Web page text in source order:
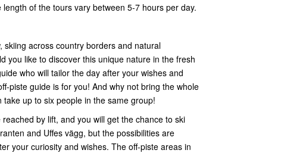
of the tours vary between 5-7 hours per day.
skiing across country borders and natural
you like to discover this unique nature in the fresh
who will tailor the day after your wishes and
piste guide is for you! And why not bring the whole
up to six people in the same group!
by lift, and you will get the chance to ski
and Uffes vägg, but the possibilities are
your curiosity and wishes. The off-piste areas in